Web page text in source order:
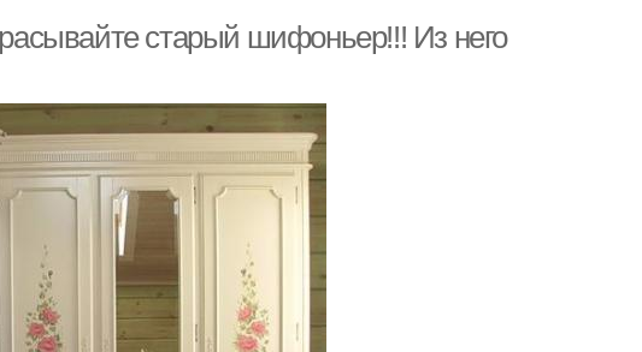
старый шифоньер!!! Из него